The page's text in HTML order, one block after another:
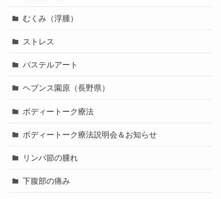
むくみ（浮腫）
ストレス
パステルアート
ヘブンス園原（長野県）
ボディートーク療法
ボディートーク療法説明会＆お知らせ
リンパ節の腫れ
下腹部の痛み